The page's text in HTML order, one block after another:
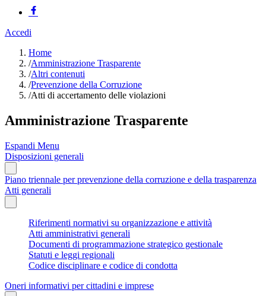
Accedi
Home
/Amministrazione Trasparente
/Altri contenuti
/Prevenzione della Corruzione
/Atti di accertamento delle violazioni
Amministrazione Trasparente
Espandi Menu
Disposizioni generali
Piano triennale per prevenzione della corruzione e della trasparenza
Atti generali
Riferimenti normativi su organizzazione e attività
Atti amministrativi generali
Documenti di programmazione strategico gestionale
Statuti e leggi regionali
Codice disciplinare e codice di condotta
Oneri informativi per cittadini e imprese